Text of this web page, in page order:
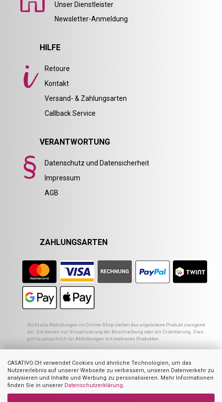
CASATIVO.CH verwendet Cookies und ähnliche Technologien, um das
Nutzererlebnis auf unserer Webseite zu verbessern, unseren Datenverkehr zu
analysieren und Inhalte und Werbung zu personalisieren. Mehr Informationen
finden Sie in unserer Datenschutzerklärung.
Unser Dienstleister
Newsletter-Anmeldung
HILFE
Retoure
Kontakt
Versand- & Zahlungsarten
Callback Service
VERANTWORTUNG
Datenschutz und Datensicherheit
Impressum
AGB
ZAHLUNGSARTEN
Nicht alle Abbildungen im Online-Shop stellen das angebotene Produkt zwingend
dar. Sie dienen zur Visualisierung der Beschreibung oder als Orientierung. Dies
gilt hauptsächlich für Abbildungen mit mehreren Produkten.
Ehemaliger Preis von Casativo
3 Summe der Einzelpreise
4 UVP des Herstellers